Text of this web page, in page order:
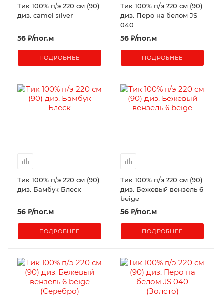
Тик 100% п/э 220 см (90)
диз. camel silver
56 ₽/пог.м
ПОДРОБНЕЕ
Тик 100% п/э 220 см (90)
диз. Перо на белом JS
040
56₽/пог.м
ПОДРОБНЕЕ
Тик 100% п/э 220 см (90)
диз. Бамбук Блеск
56 ₽/пог.м
ПОДРОБНЕЕ
Тик 100% п/э 220 см (90)
диз. Бежевый вензель 6
beige
56₽/пог.м
ПОДРОБНЕЕ